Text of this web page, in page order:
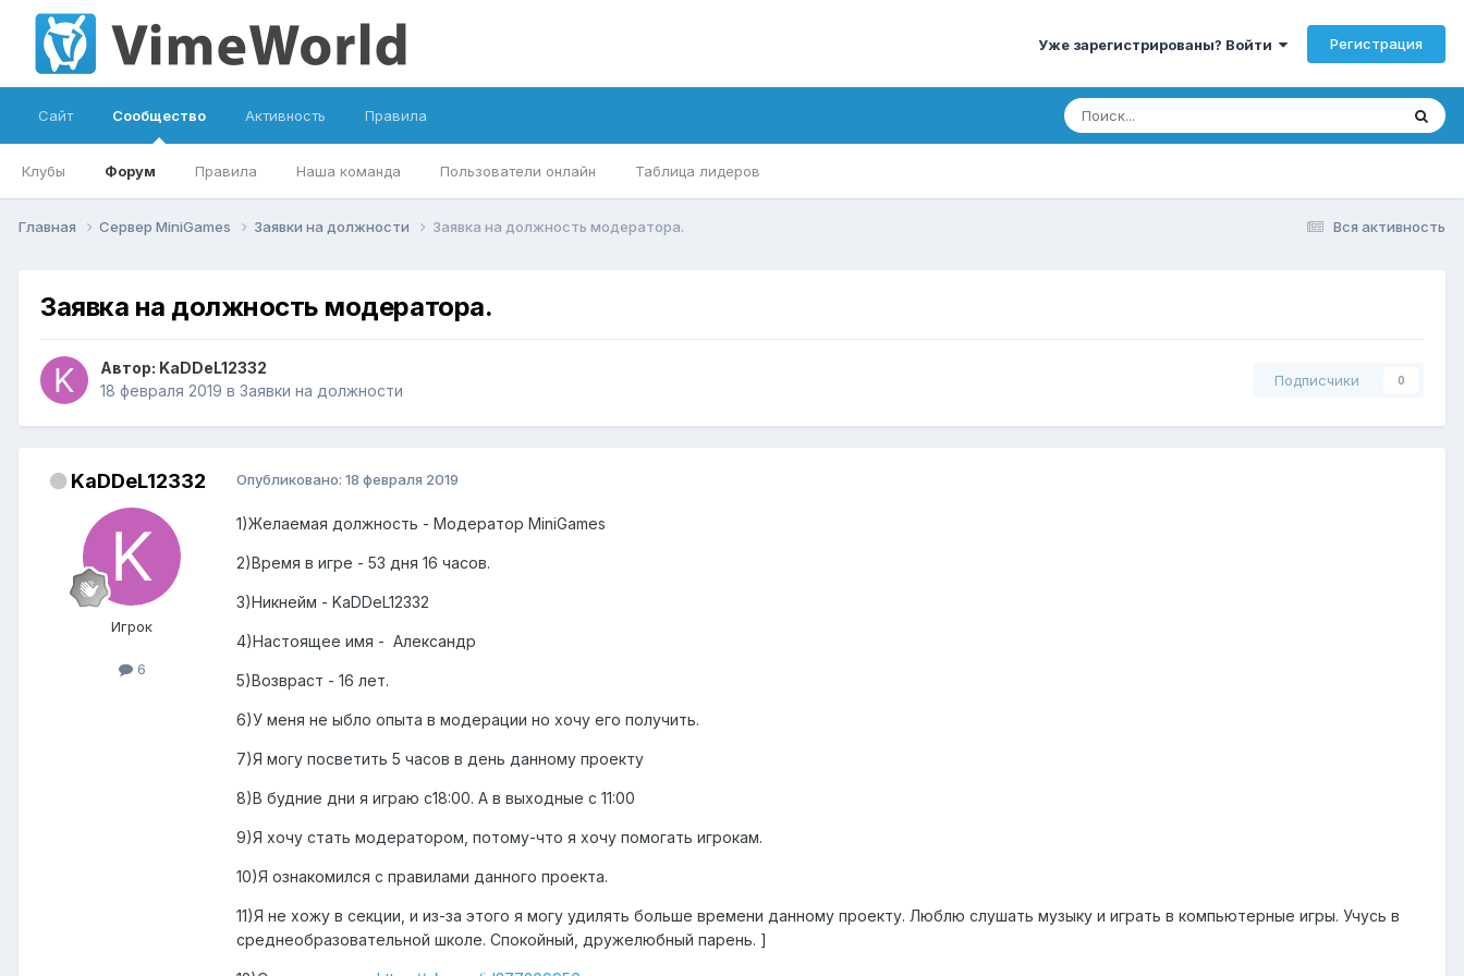
Уже зарегистрированы? Войти Регистрация
Сайт Сообщество
Клубы Форум Правила Наша команда Пользователи онлайн Таблица лидеров
Активность Правила
Вся активность
Главная Сервер MiniGames Заявки на должности Заявка на должность модератора.
Заявка на должность модератора.
Автор: KaDDeL12332
18 февраля 2019 в Заявки на должности
Подписчики 0
KaDDeL12332
Игрок
6
Опубликовано: 18 февраля 2019
1)Желаемая должность - Модератор MiniGames
2)Время в игре - 53 дня 16 часов.
3)Никнейм - KaDDeL12332
4)Настоящее имя - Александр
5)Возвраст - 16 лет.
6)У меня не ыбло опыта в модерации но хочу его получить.
7)Я могу посветить 5 часов в день данному проекту
8)В будние дни я играю с18:00. А в выходные с 11:00
9)Я хочу стать модератором, потому-что я хочу помогать игрокам.
10)Я ознакомился с правилами данного проекта.
11)Я не хожу в секции, и из-за этого я могу удилять больше времени данному проекту. Люблю слушать музыку и играть в компьютерные игры. Учусь в
среднеобразовательной школе. Спокойный, дружелюбный парень. ]